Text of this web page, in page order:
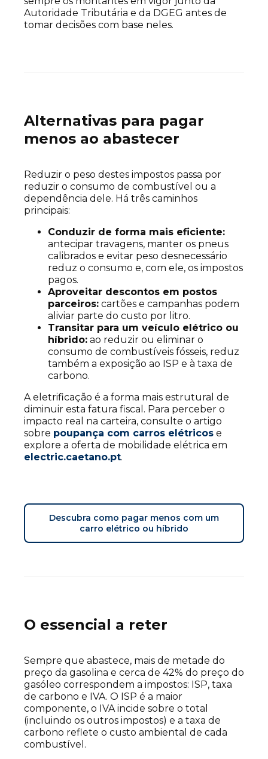
Autoridade Tributária e da DGEG antes de
tomar decisões com base neles.
Alternativas para pagar
menos ao abastecer
Reduzir o peso destes impostos passa por
reduzir o consumo de combustível ou a
dependência dele. Há três caminhos
principais:
Conduzir de forma mais eficiente:
antecipar travagens, manter os pneus
calibrados e evitar peso desnecessário
reduz o consumo e, com ele, os impostos
pagos.
Aproveitar descontos em postos
parceiros: cartões e campanhas podem
aliviar parte do custo por litro.
Transitar para um veículo elétrico ou
híbrido: ao reduzir ou eliminar o
consumo de combustíveis fósseis, reduz
também a exposição ao ISP e à taxa de
carbono.
A eletrificação é a forma mais estrutural de
diminuir esta fatura fiscal. Para perceber o
impacto real na carteira, consulte o artigo
sobre poupança com carros elétricos e
explore a oferta de mobilidade elétrica em
electric.caetano.pt.
Descubra como pagar menos com um
carro elétrico ou híbrido
O essencial a reter
Sempre que abastece, mais de metade do
preço da gasolina e cerca de 42% do preço do
gasóleo correspondem a impostos: ISP, taxa
de carbono e IVA. O ISP é a maior
componente, o IVA incide sobre o total
(incluindo os outros impostos) e a taxa de
carbono reflete o custo ambiental de cada
combustível.